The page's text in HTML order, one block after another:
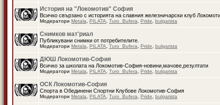
История на "Локомотив" София
Всичко свързано с историята на славния железничарски клуб
Модератори Metala PILATA Turo_Bufera Pride bulgarista
Снимков мат'риал
Публикувани снимки от потребителите.
Модератори Metala PILATA Turo_Bufera Pride bulgarista
ДЮШ Локомотив-София
Всичко за школата на Локомотив-София-новини,мачове,резултати
Модератори Metala PILATA Turo_Bufera Pride bulgarista
ОСК Локомотив-София
Спорта в Обединени Спортни Клубове Локомотив-София
Модератори Metala PILATA Turo_Bufera Pride bulgarista